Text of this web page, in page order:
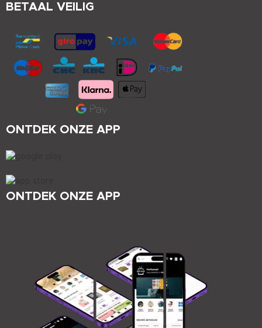
ONTDEK ONZE APP
ONTDEK ONZE APP
BETAAL VEILIG